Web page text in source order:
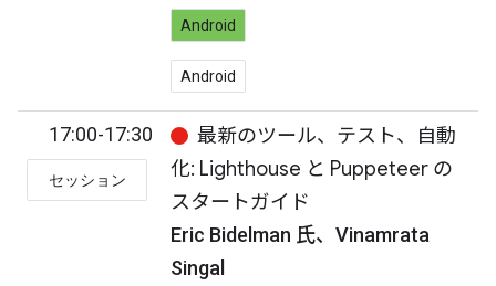
Android
Android
17:00-17:30
セッション
最新のツール、テスト、自動
化: Lighthouse と Puppeteer の
スタートガイド
Eric Bidelman 氏、Vinamrata
Singal